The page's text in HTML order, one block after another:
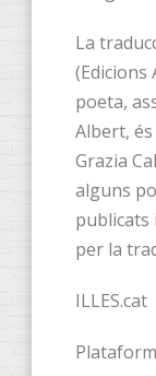
La
(Edicions
poeta,
Albert,
Grazia
alguns
publicats
per la
ILLES.cat